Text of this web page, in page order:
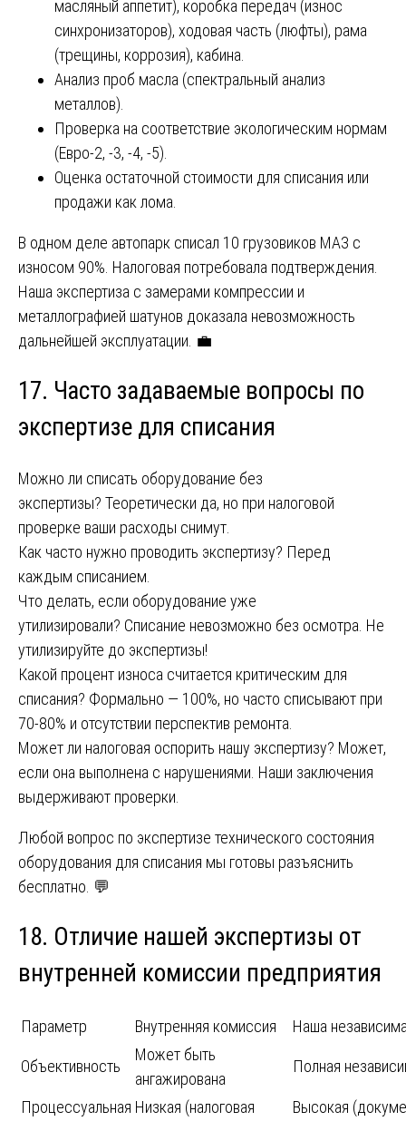
масляный аппетит), коробка передач (износ
синхронизаторов), ходовая часть (люфты), рама
(трещины, коррозия), кабина.
Анализ проб масла (спектральный анализ
металлов).
Проверка на соответствие экологическим нормам
(Евро-2, -3, -4, -5).
Оценка остаточной стоимости для списания или
продажи как лома.
В одном деле автопарк списал 10 грузовиков МАЗ с
износом 90%. Налоговая потребовала подтверждения.
Наша экспертиза с замерами компрессии и
металлографией шатунов доказала невозможность
дальнейшей эксплуатации. 💼
17. Часто задаваемые вопросы по
экспертизе для списания
Можно ли списать оборудование без
экспертизы? Теоретически да, но при налоговой
проверке ваши расходы снимут.
Как часто нужно проводить экспертизу? Перед
каждым списанием.
Что делать, если оборудование уже
утилизировали? Списание невозможно без осмотра. Не
утилизируйте до экспертизы!
Какой процент износа считается критическим для
списания? Формально — 100%, но часто списывают при
70-80% и отсутствии перспектив ремонта.
Может ли налоговая оспорить нашу экспертизу? Может,
если она выполнена с нарушениями. Наши заключения
выдерживают проверки.
Любой вопрос по экспертизе технического состояния
оборудования для списания мы готовы разъяснить
бесплатно. 💬
18. Отличие нашей экспертизы от
внутренней комиссии предприятия
Параметр Внутренняя комиссия Наша
Объективность
Может быть
ангажирована
Полная
Процессуальная Низкая (налоговая
Высокая